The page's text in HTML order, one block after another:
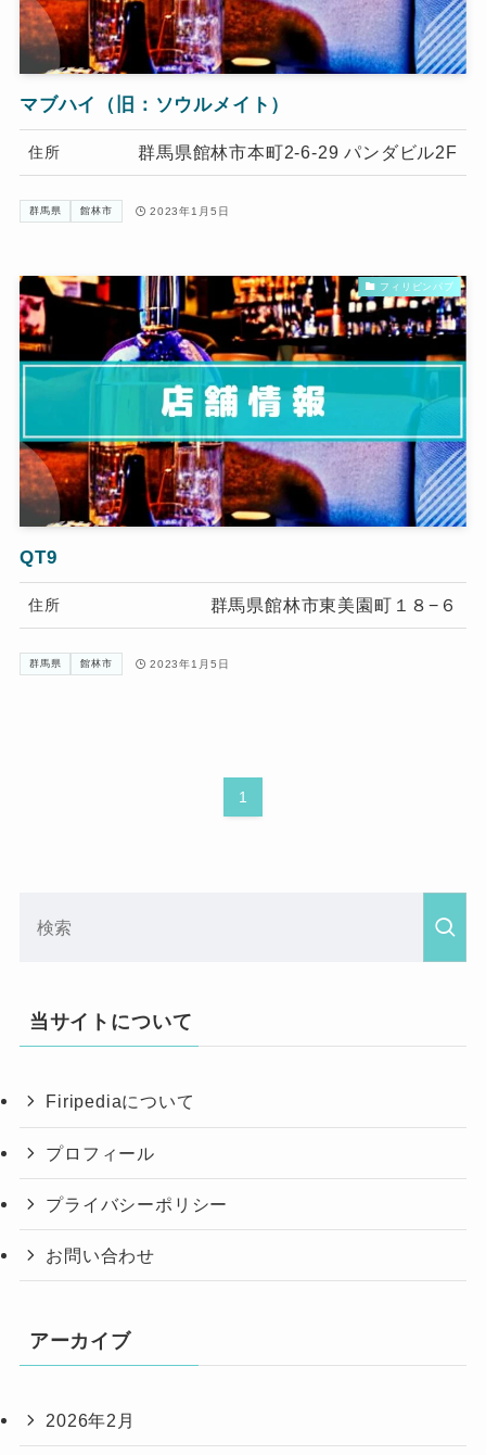
マブハイ（旧：ソウルメイト）
住所 群馬県館林市本町2-6-29 パンダビル2F
群馬県 館林市 2023年1月5日
フィリピンパブ
QT9
住所 群馬県館林市東美園町１８−６
群馬県 館林市 2023年1月5日
1
当サイトについて
Firipediaについて
プロフィール
プライバシーポリシー
お問い合わせ
アーカイブ
2026年2月